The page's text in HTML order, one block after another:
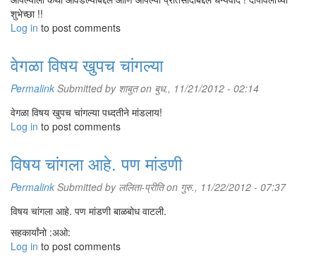
शुभेच्छा !!
Log in to post comments
वेगळा विषय खुपच चांगल्या
Permalink Submitted by शाबुतon बुध., 11/21/2012 - 02:14
वेगळा विषय खुपच चांगल्या पध्दतीने मांडलाय!
Log in to post comments
विषय चांगला आहे. पण मांडणी
Permalink Submitted by ललिता-प्रीतिon गुरु., 11/22/2012 - 07:37
विषय चांगला आहे. पण मांडणी बाळबोध वाटली.
सहकार्यांनो :अओ:
Log in to post comments